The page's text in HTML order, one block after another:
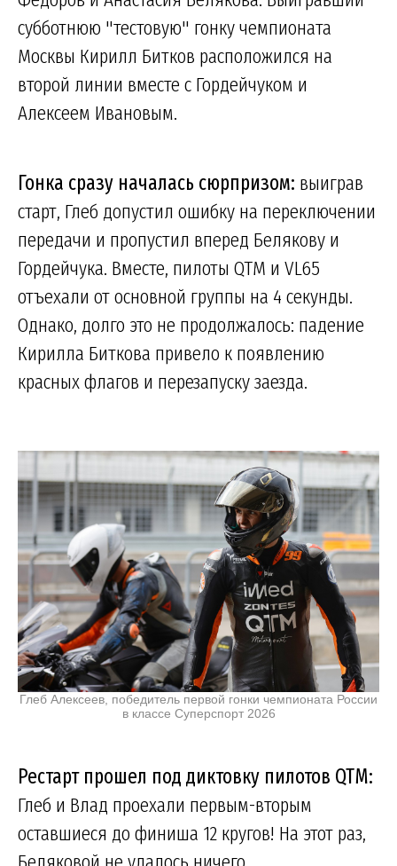
субботнюю "тестовую" гонку чемпионата
Москвы Кирилл Битков расположился на
второй линии вместе с Гордейчуком и
Алексеем Ивановым.
Гонка сразу началась сюрпризом: выиграв
старт, Глеб допустил ошибку на переключении
передачи и пропустил вперед Белякову и
Гордейчука. Вместе, пилоты QTM и VL65
отъехали от основной группы на 4 секунды.
Однако, долго это не продолжалось: падение
Кирилла Биткова привело к появлению
красных флагов и перезапуску заезда.
Глеб Алексеев, победитель первой гонки чемпионата России
в классе Суперспорт 2026
Рестарт прошел под диктовку пилотов QTM:
Глеб и Влад проехали первым-вторым
оставшиеся до финиша 12 кругов! На этот раз,